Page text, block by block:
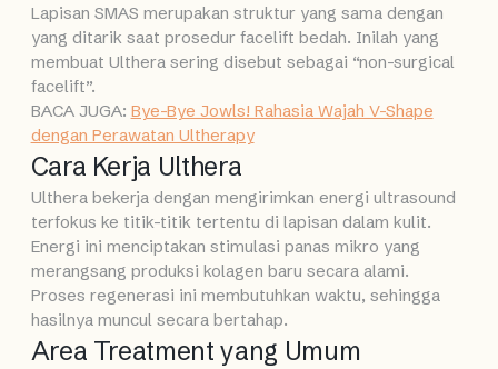
Lapisan SMAS merupakan struktur yang sama dengan
yang ditarik saat prosedur facelift bedah. Inilah yang
membuat Ulthera sering disebut sebagai “non-surgical
facelift”.
BACA JUGA: Bye-Bye Jowls! Rahasia Wajah V-Shape
dengan Perawatan Ultherapy
Cara Kerja Ulthera
Ulthera bekerja dengan mengirimkan energi ultrasound
terfokus ke titik-titik tertentu di lapisan dalam kulit.
Energi ini menciptakan stimulasi panas mikro yang
merangsang produksi kolagen baru secara alami.
Proses regenerasi ini membutuhkan waktu, sehingga
hasilnya muncul secara bertahap.
Area Treatment yang Umum